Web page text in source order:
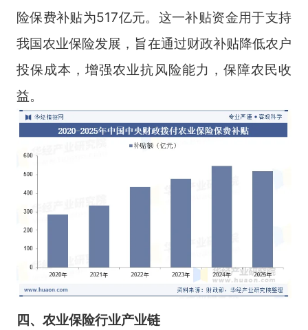
险保费补贴为517亿元。这一补贴资金用于支持
我国农业保险发展，旨在通过财政补贴降低农户
投保成本，增强农业抗风险能力，保障农民收
益。
四、 农业保险行业产业链